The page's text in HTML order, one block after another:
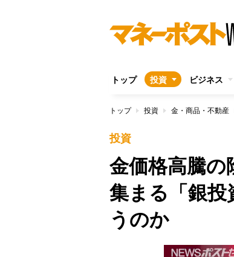
トップ 投資 ビジネス
トップ 投資 金・商品・不動産
投資
金価格高騰
集まる「銀投
うのか